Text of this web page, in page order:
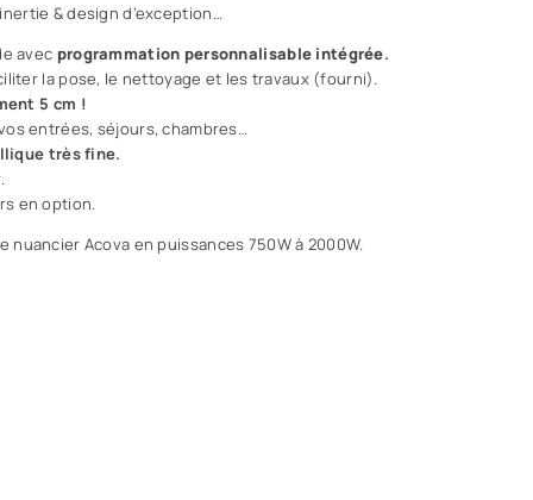
& design d’exception…
avec programmation personnalisable intégrée.
la pose, le nettoyage et les travaux (fourni).
5 cm !
entrées, séjours, chambres…
très fine.
en option.
Acova en puissances 750W à 2000W.